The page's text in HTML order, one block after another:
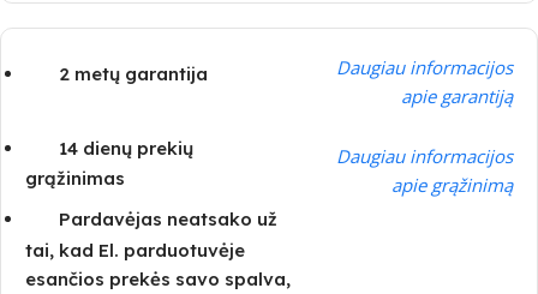
2 metų garantija
Daugiau informacijos
apie garantiją
14 dienų prekių
grąžinimas
Daugiau informacijos
apie grąžinimą
Pardavėjas neatsako už
tai, kad El. parduotuvėje
esančios prekės savo spalva,